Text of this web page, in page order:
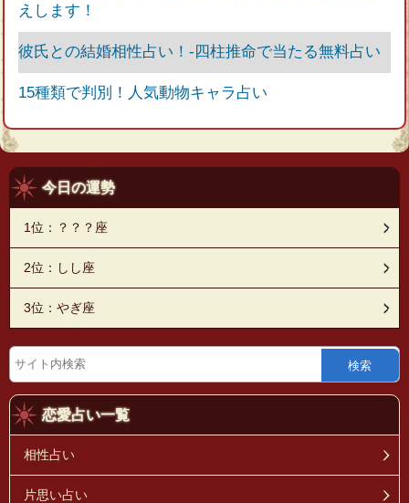
えします！
彼氏との結婚相性占い！‐四柱推命で当たる無料占い
15種類で判別！人気動物キャラ占い
今日の運勢
1位：？？？座
2位：しし座
3位：やぎ座
検索
恋愛占い一覧
相性占い
片思い占い